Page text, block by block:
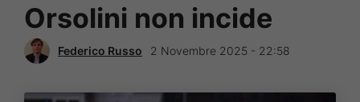
Orsolini non incide
Federico Russo 2 Novembre 2025 - 22:58